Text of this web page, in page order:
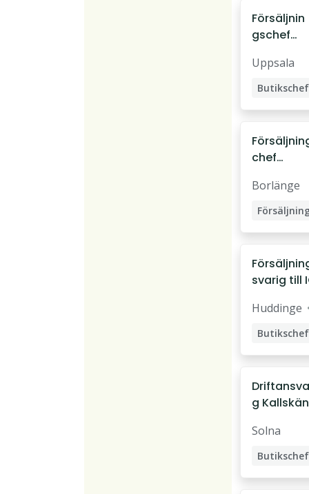
Försäljnin
gschef
r
Uppsala
Butikschef
chef
ICA Maxi
Borlänge
Borlänge
svarig till
Huddinge
Butikschef
g
Solna
Solna
Butikschef
Kallskänka